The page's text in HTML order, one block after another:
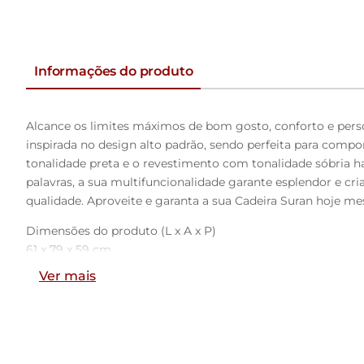
Informações do produto
Alcance os limites máximos de bom gosto, conforto e
inspirada no design alto padrão, sendo perfeita para
tonalidade preta e o revestimento com tonalidade sóbria
palavras, a sua multifuncionalidade garante esplendor e
qualidade. Aproveite e garanta a sua Cadeira Suran hoje
Dimensões do produto (L x A x P)
61 x 79 x 59 cm
Medidas Internas:
Ver mais